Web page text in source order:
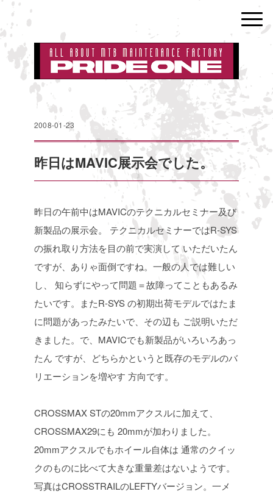
2008-01-23
昨日はMAVIC展示会でした。
昨日の午前中はMAVICのテクニカルセミナー及び
新製品の展示会。
テクニカルセミナーではR-SYS
の振れ取り方法を目の前で実演していただいたん
ですが、ありゃ面倒ですね。一般の人では難しい
し、
知らずにやって問題＝故障ってこともあるみ
たいです。またR-SYSの初期出荷モデルではたま
に問題があったみたいで、その辺も ご説明いただ
きました。で、MAVICでも新製品がいろいろあっ
たん ですが、どちらかというと既存のモデルのバ
リエーションを増やす 方向です。
CROSSMAX STの20mmアクスルに加えて、
CROSSMAX29にも 20mmが加わりました。
20mmアクスルでもホイール自体は 通常のクイッ
クのものに比べて大きな重量差はないようです。
写真はCROSSTRAILのLEFTYバージョン。一メ